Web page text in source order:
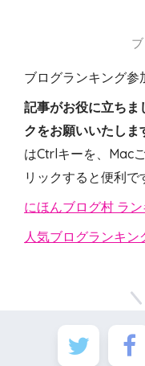
ブログランキング参
記事がお役に立ちま
クをお願いいたしま
はCtrlキーを、Mac
リックすると便利で
にほんブログ村 ラ
人気ブログランキン